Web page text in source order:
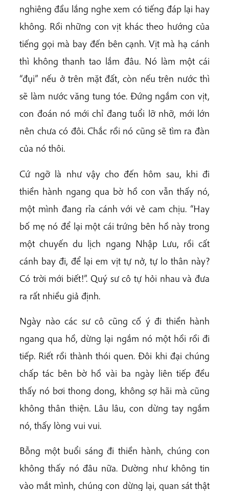
nghiêng đầu lắng nghe xem có tiếng đáp lại hay
không. Rồi những con vịt khác theo hướng của
tiếng gọi mà bay đến bên cạnh. Vịt mà hạ cánh
thì không thanh tao lắm đâu. Nó làm một cái
“đụi” nếu ở trên mặt đất, còn nếu trên nước thì
sẽ làm nước văng tung tóe. Đứng ngắm con vịt,
con đoán nó mới chỉ đang tuổi lỡ nhỡ, mới lớn
nên chưa có đôi. Chắc rồi nó cũng sẽ tìm ra đàn
của nó thôi.
Cứ ngỡ là như vậy cho đến hôm sau, khi đi
thiền hành ngang qua bờ hồ con vẫn thấy nó,
một mình đang rỉa cánh với vẻ cam chịu. “Hay
bố mẹ nó để lại một cái trứng bên hồ này trong
một chuyến du lịch ngang Nhập Lưu, rồi cất
cánh bay đi, để lại em vịt tự nở, tự lo thân này?
Có trời mới biết!”. Quý sư cô tự hỏi nhau và đưa
ra rất nhiều giả định.
Ngày nào các sư cô cũng cố ý đi thiền hành
ngang qua hồ, dừng lại ngắm nó một hồi rồi đi
tiếp. Riết rồi thành thói quen. Đôi khi đại chúng
chấp tác bên bờ hồ vài ba ngày liên tiếp đều
thấy nó bơi thong dong, không sợ hãi mà cũng
không thân thiện. Lâu lâu, con dừng tay ngắm
nó, thấy lòng vui vui.
Bỗng một buổi sáng đi thiền hành, chúng con
không thấy nó đâu nữa. Dường như không tin
vào mắt mình, chúng con dừng lại, quan sát thật